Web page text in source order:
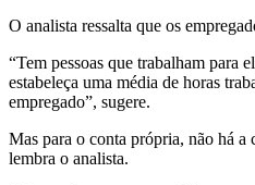
O analista ressalta que os
“Tem pessoas que trabalham para
estabeleça uma média de horas
empregado”, sugere.
Mas para o conta própria, não há a
lembra o analista.